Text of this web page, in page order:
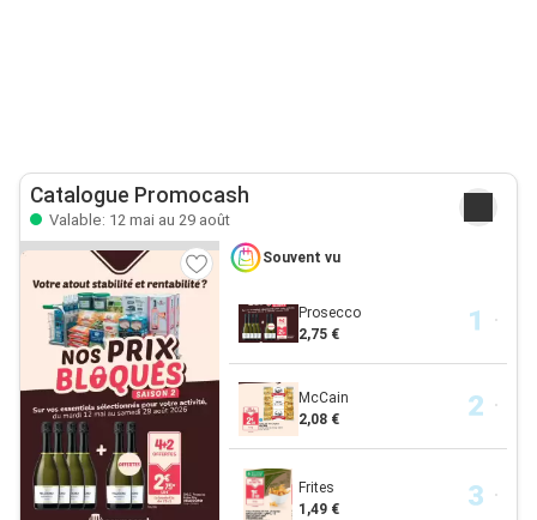
Catalogue Promocash
Valable: 12 mai au 29 août
Souvent vu
Prosecco
2,75 €
McCain
2,08 €
Frites
1,49 €